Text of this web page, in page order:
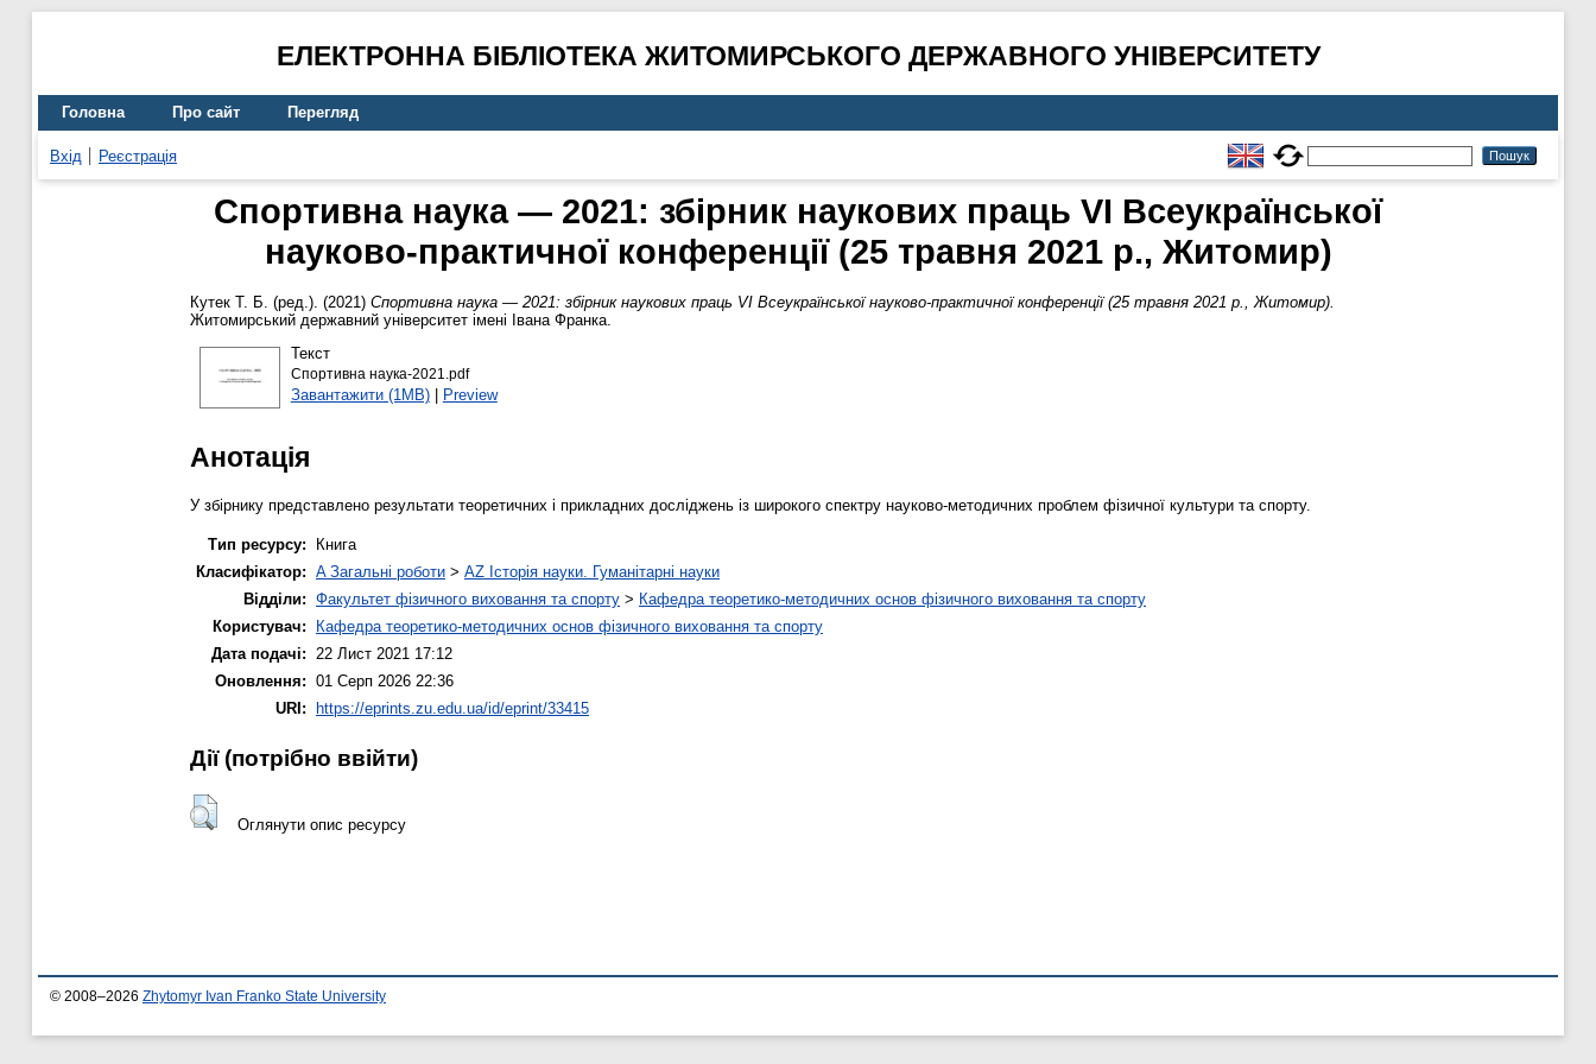
ЕЛЕКТРОННА БІБЛІОТЕКА ЖИТОМИРСЬКОГО ДЕРЖАВНОГО УНІВЕРСИТЕТУ
Головна Про сайт Перегляд
Вхід Реєстрація
Спортивна наука — 2021: збірник наукових праць VI Всеукраїнської
науково-практичної конференції (25 травня 2021 р., Житомир)
Кутек Т. Б. (ред.). (2021) Спортивна наука — 2021: збірник наукових праць VI Всеукраїнської науково-практичної конференції (25 травня 2021 р., Житомир).
Житомирський державний університет імені Івана Франка.
Текст
Спортивна наука-2021.pdf
Завантажити (1MB)| Preview
Анотація
У збірнику представлено результати теоретичних і прикладних досліджень із широкого спектру науково-методичних проблем фізичної культури та спорту.
Тип ресурсу:
Книга
Класифікатор: A Загальні роботи > AZ Історія науки. Гуманітарні науки
Відділи: Факультет фізичного виховання та спорту > Кафедра теоретико-методичних основ фізичного виховання та спорту
Користувач:
Кафедра теоретико-методичних основ фізичного виховання та спорту
Дата подачі:
22 Лист 2021 17:12
Оновлення: 01 Серп 2026 22:36
URI: https://eprints.zu.edu.ua/id/eprint/33415
Дії ​​(потрібно ввійти)
Оглянути опис ресурсу
© 2008–2026 Zhytomyr Ivan Franko State University